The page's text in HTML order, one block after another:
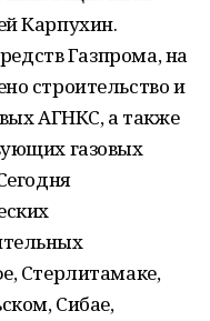
Карпухин.
Газпрома, на
строительство и
АГНКС, а также
газовых
Стерлитамаке,
Сибае,